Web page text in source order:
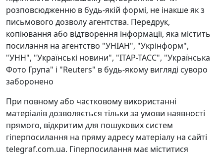
розповсюдженню в будь-якій формі, не інакше як з
письмового дозволу агентства. Передрук,
копіювання або відтворення інформації, яка містить
посилання на агентство "УНІАН", "Укрінформ",
"УНН", "Українські новини", "ІТАР-ТАСС", "Українська
Фото Група" і "Reuters" в будь-якому вигляді суворо
заборонено
При повному або частковому використанні
матеріалів дозволяється тільки за умови наявності
прямого, відкритим для пошукових систем
гіперпосилання на пряму адресу матеріалу на сайті
telegraf.com.ua. Гіперпосилання має міститися